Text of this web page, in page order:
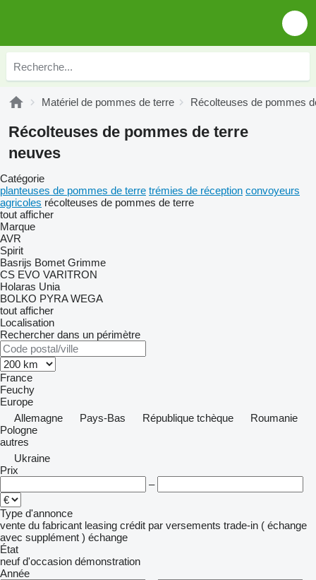
Matériel de pommes de terre Récolteuses de pommes
Récolteuses de pommes de terre
neuves
Catégorie
planteuses de pommes de terre trémies de réception convoyeurs
agricoles récolteuses de pommes de terre
tout afficher
Marque
AVR
Spirit
Basrijs Bomet Grimme
CS EVO VARITRON
Holaras Unia
BOLKO PYRA WEGA
tout afficher
Localisation
Rechercher dans un périmètre
France
Feuchy
Europe
Allemagne
Pays-Bas République tchèque
Roumanie
Pologne
autres
Ukraine
Prix
–
Type d'annonce
vente du fabricant leasing crédit par versements trade-in ( échange
avec supplément ) échange
État
neuf d'occasion démonstration
Année